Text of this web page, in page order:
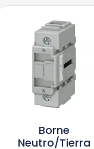
Borne
Neutro/tierra